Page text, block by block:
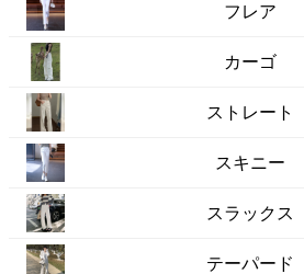
フレア
カーゴ
ストレート
スキニー
スラックス
テーパード